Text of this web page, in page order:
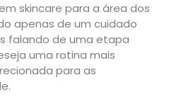
skincare para a área dos
apenas de um cuidado
falando de uma etapa
uma rotina mais
para as